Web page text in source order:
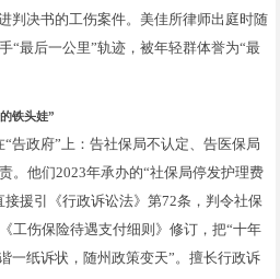
判决书的工伤案件。美佳所律师出庭时随
“最后一公里”轨迹，被年轻群体誉为“最
铁头娃”
告政府”上：告社保局不认定、告医保局
。他们2023年承办的“社保局停发护理费
援引《行政诉讼法》第72条，判令社保
工伤保险待遇支付细则》修订，把“十年
一纸诉状，随州政策变天”。擅长行政诉